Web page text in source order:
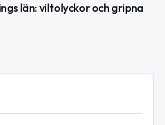
län: viltolyckor och gripna